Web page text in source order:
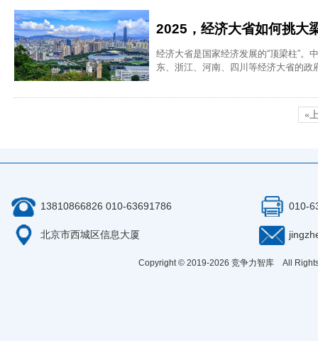
2025，经济大省如何挑大
经济大省是国家经济发展的“顶梁柱”。
东、浙江、河南、四川等经济大省的
«
13810866826 010-63691786 010-
北京市西城区信息大厦
Copyright © 2019-2026 竞争力智库 All